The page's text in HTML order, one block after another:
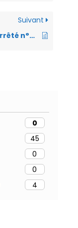
Suivant
Commune de Val-de-Reuil – Arrêté n°AT-2026-078 – Permission de voirie – Chaussée de Léry du 6 avril au 5 mai 2026
0
45
0
0
4